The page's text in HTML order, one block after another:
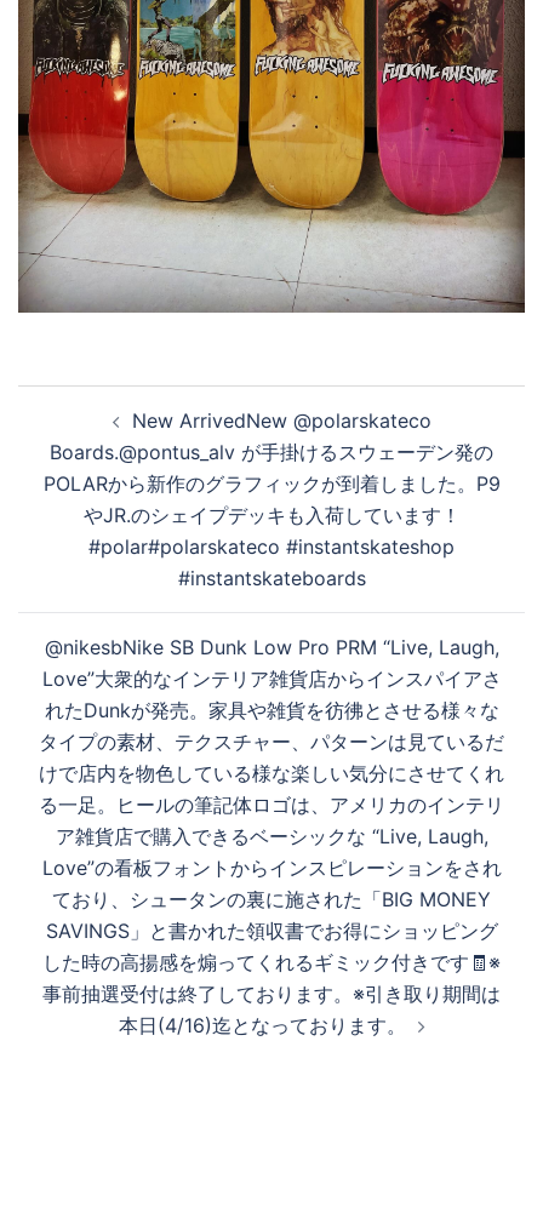
ナ
ビ
シ
ョ
ン
New ArrivedNew @polarskateco
Boards.@pontus_alv が手掛けるスウェーデン発の
POLARから新作のグラフィックが到着しました。P9
やJR.のシェイプデッキも入荷しています！
#polar#polarskateco #instantskateshop
#instantskateboards
@nikesbNike SB Dunk Low Pro PRM “Live, Laugh,
Love”大衆的なインテリア雑貨店からインスパイアさ
れたDunkが発売。家具や雑貨を彷彿とさせる様々な
タイプの素材、テクスチャー、パターンは見ているだ
けで店内を物色している様な楽しい気分にさせてくれ
る一足。ヒールの筆記体ロゴは、アメリカのインテリ
ア雑貨店で購入できるベーシックな “Live, Laugh,
Love”の看板フォントからインスピレーションをされ
ており、シュータンの裏に施された「BIG MONEY
SAVINGS」と書かれた領収書でお得にショッピング
した時の高揚感を煽ってくれるギミック付きです🧾※
事前抽選受付は終了しております。※引き取り期間は
本日(4/16)迄となっております。